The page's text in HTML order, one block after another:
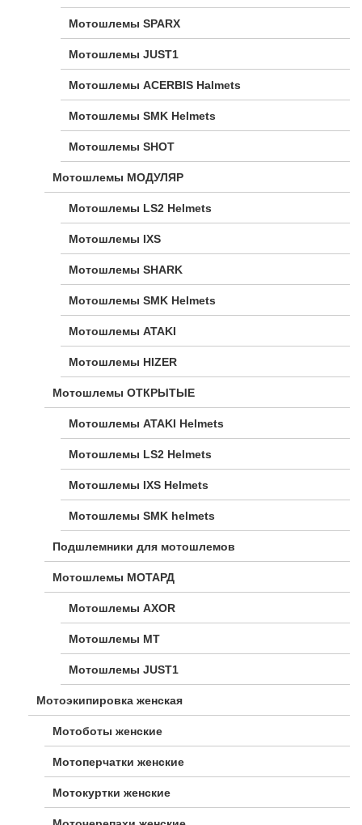
Мотошлемы SPARX
Мотошлемы JUST1
Мотошлемы ACERBIS Halmets
Мотошлемы SMK Helmets
Мотошлемы SHOT
Мотошлемы МОДУЛЯР
Мотошлемы LS2 Helmets
Мотошлемы IXS
Мотошлемы SHARK
Мотошлемы SMK Helmets
Мотошлемы ATAKI
Мотошлемы HIZER
Мотошлемы ОТКРЫТЫЕ
Мотошлемы ATAKI Helmets
Мотошлемы LS2 Helmets
Мотошлемы IXS Helmets
Мотошлемы SMK helmets
Подшлемники для мотошлемов
Мотошлемы МОТАРД
Мотошлемы AXOR
Мотошлемы MT
Мотошлемы JUST1
Мотоэкипировка женская
Мотоботы женские
Мотоперчатки женские
Мотокуртки женские